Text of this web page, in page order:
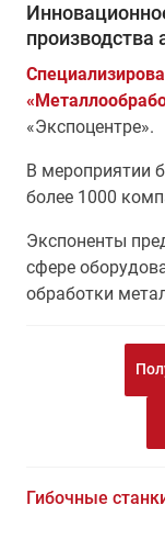
«Экспоцентре».
В мероприятии
более 1000
Экспоненты
сфере
обработки
Гибочные